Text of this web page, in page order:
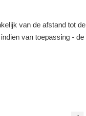
van de afstand tot de
van toepassing - de